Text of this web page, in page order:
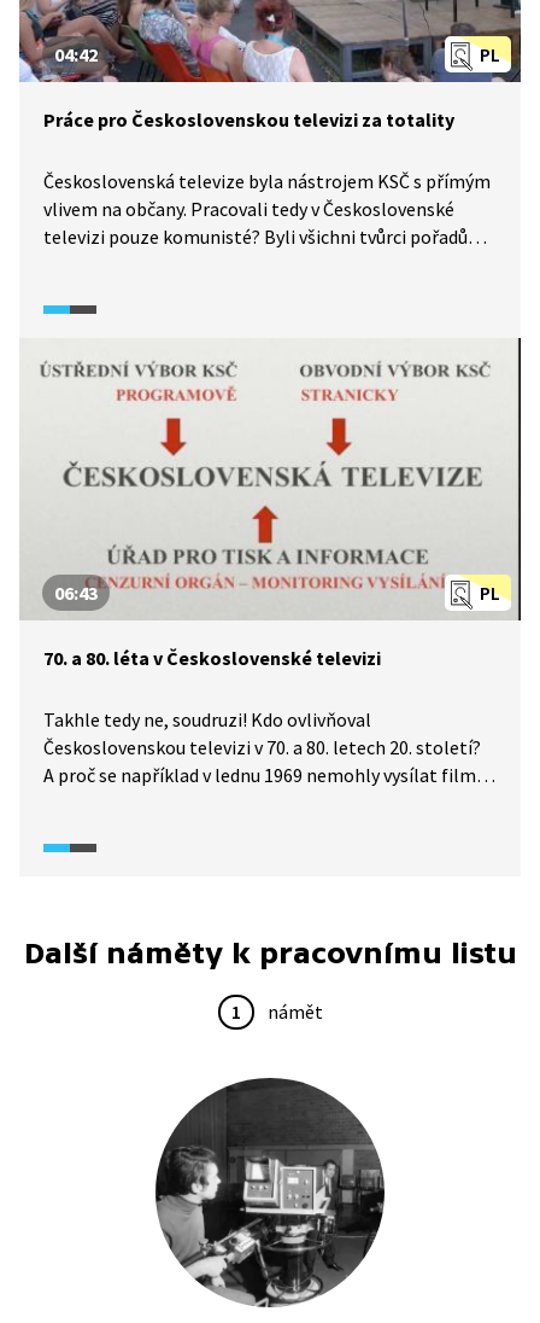
PL
04:42
Práce pro Československou televizi za totality
Československá televize byla nástrojem KSČ s přímým
vlivem na občany. Pracovali tedy v Československé
televizi pouze komunisté? Byli všichni tvůrci pořadů
PL
06:43
70. a 80. léta v Československé televizi
Takhle tedy ne, soudruzi! Kdo ovlivňoval
Československou televizi v 70. a 80. letech 20. století?
A proč se například v lednu 1969 nemohly vysílat filmy,
z televizního světa své doby.
Další náměty k pracovnímu listu
1 námět